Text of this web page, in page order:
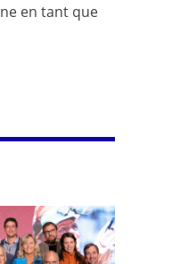
en tant que